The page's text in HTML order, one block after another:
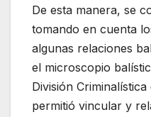
De esta manera, se
tomando en cuenta
algunas relaciones
el microscopio
División
permitió vincular y